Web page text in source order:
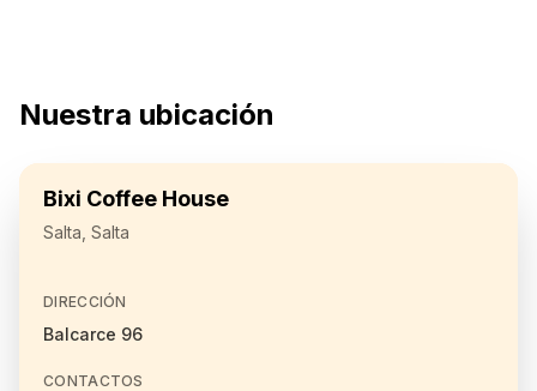
Nuestra ubicación
Bixi Coffee House
Salta, Salta
DIRECCIÓN
Balcarce 96
CONTACTOS